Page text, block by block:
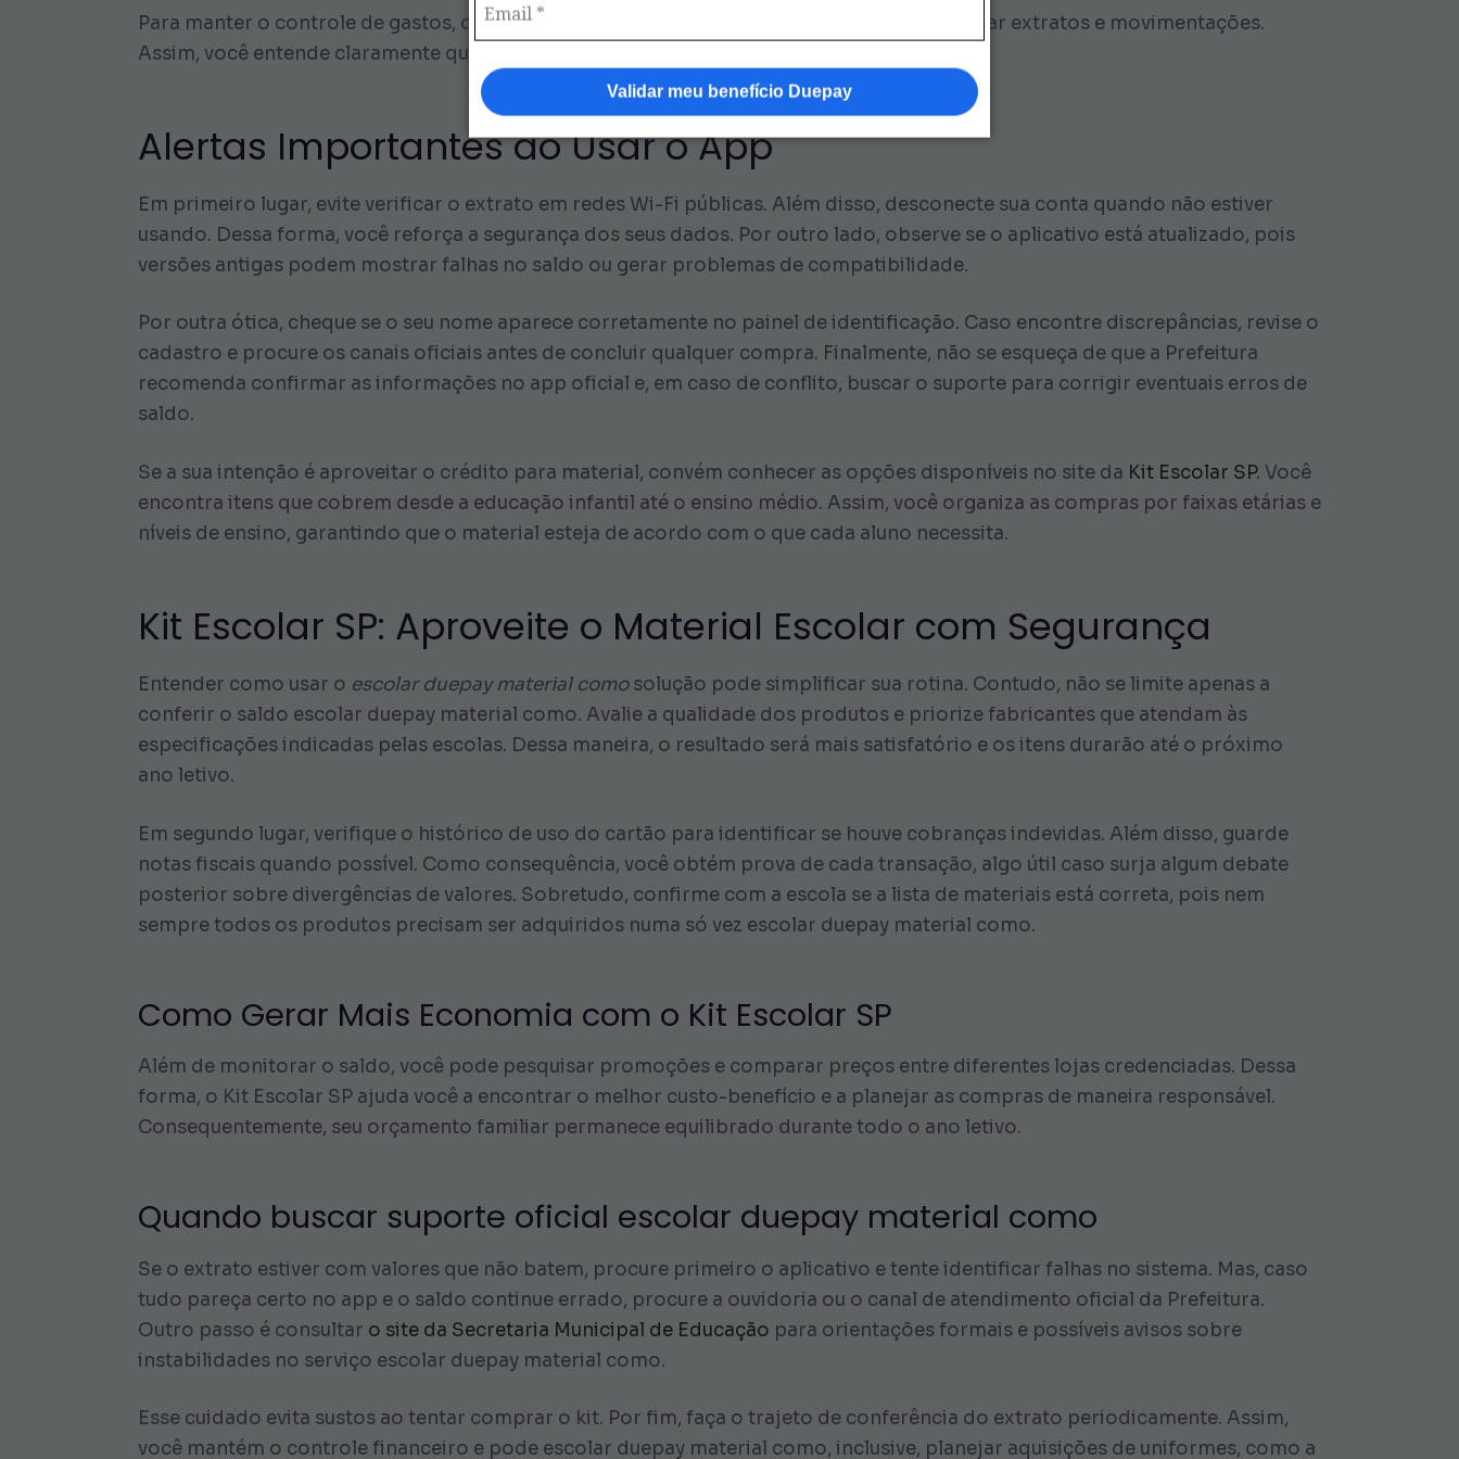
Validar meu benefício Duepay
Para manter o controle de gastos, o Kit Escolar SP oferece um caminho confiável ao verificar extratos e movimentações.
Assim, você entende claramente quais valores já foram utilizados e quais ainda restam.
Alertas Importantes ao Usar o App
Em primeiro lugar, evite verificar o extrato em redes Wi-Fi públicas. Além disso, desconecte sua conta quando não estiver
usando. Dessa forma, você reforça a segurança dos seus dados. Por outro lado, observe se o aplicativo está atualizado, pois
versões antigas podem mostrar falhas no saldo ou gerar problemas de compatibilidade.
Por outra ótica, cheque se o seu nome aparece corretamente no painel de identificação. Caso encontre discrepâncias, revise o
cadastro e procure os canais oficiais antes de concluir qualquer compra. Finalmente, não se esqueça de que a Prefeitura
recomenda confirmar as informações no app oficial e, em caso de conflito, buscar o suporte para corrigir eventuais erros de
saldo.
Se a sua intenção é aproveitar o crédito para material, convém conhecer as opções disponíveis no site da Kit Escolar SP. Você
encontra itens que cobrem desde a educação infantil até o ensino médio. Assim, você organiza as compras por faixas etárias e
níveis de ensino, garantindo que o material esteja de acordo com o que cada aluno necessita.
Kit Escolar SP: Aproveite o Material Escolar com Segurança
Entender como usar o escolar duepay material comosolução pode simplificar sua rotina. Contudo, não se limite apenas a
conferir o saldo escolar duepay material como. Avalie a qualidade dos produtos e priorize fabricantes que atendam às
especificações indicadas pelas escolas. Dessa maneira, o resultado será mais satisfatório e os itens durarão até o próximo
ano letivo.
Em segundo lugar, verifique o histórico de uso do cartão para identificar se houve cobranças indevidas. Além disso, guarde
notas fiscais quando possível. Como consequência, você obtém prova de cada transação, algo útil caso surja algum debate
posterior sobre divergências de valores. Sobretudo, confirme com a escola se a lista de materiais está correta, pois nem
sempre todos os produtos precisam ser adquiridos numa só vez escolar duepay material como.
Como Gerar Mais Economia com o Kit Escolar SP
Além de monitorar o saldo, você pode pesquisar promoções e comparar preços entre diferentes lojas credenciadas. Dessa
forma, o Kit Escolar SP ajuda você a encontrar o melhor custo-benefício e a planejar as compras de maneira responsável.
Consequentemente, seu orçamento familiar permanece equilibrado durante todo o ano letivo.
Quando buscar suporte oficial escolar duepay material como
Se o extrato estiver com valores que não batem, procure primeiro o aplicativo e tente identificar falhas no sistema. Mas, caso
tudo pareça certo no app e o saldo continue errado, procure a ouvidoria ou o canal de atendimento oficial da Prefeitura.
Outro passo é consultar o site da Secretaria Municipal de Educação para orientações formais e possíveis avisos sobre
instabilidades no serviço escolar duepay material como.
Esse cuidado evita sustos ao tentar comprar o kit. Por fim, faça o trajeto de conferência do extrato periodicamente. Assim,
você mantém o controle financeiro e pode escolar duepay material como, inclusive, planejar aquisições de uniformes, como a